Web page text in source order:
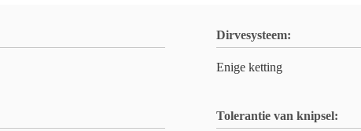
Dirvesysteem:
Enige ketting
Tolerantie van knipsel: